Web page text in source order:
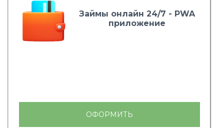
Займы онлайн 24/7 - PWA
приложение
ОФОРМИТЬ